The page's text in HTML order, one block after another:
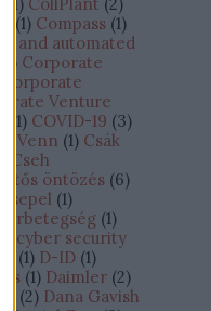
(1) Compass (1)
and automated
) Corporate
Corporate
Venture
1) COVID-19 (3)
of Venn (1) Csák
Cseh
öntözés (6)
Csepel (1)
(1)
cyber security
(1) D-ID (1)
(1) Daimler (2)
(2) Dana Gavish